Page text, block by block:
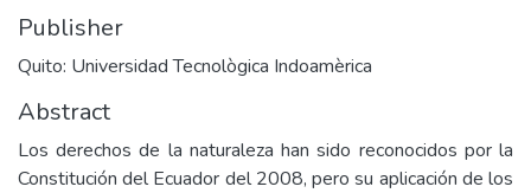
Publisher
Quito: Universidad Tecnològica Indoamèrica
Abstract
Los derechos de la naturaleza han sido reconocidos por la
Constitución del Ecuador del 2008, pero su aplicación de los